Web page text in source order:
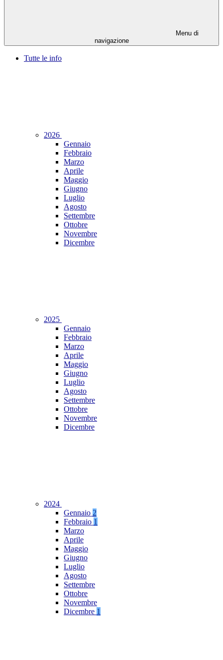
Menu di
navigazione
Tutte le info
2026
Gennaio
Febbraio
Marzo
Aprile
Maggio
Giugno
Luglio
Agosto
Settembre
Ottobre
Novembre
Dicembre
2025
Gennaio
Febbraio
Marzo
Aprile
Maggio
Giugno
Luglio
Agosto
Settembre
Ottobre
Novembre
Dicembre
2024
Gennaio 2
Febbraio 1
Marzo
Aprile
Maggio
Giugno
Luglio
Agosto
Settembre
Ottobre
Novembre
Dicembre 1